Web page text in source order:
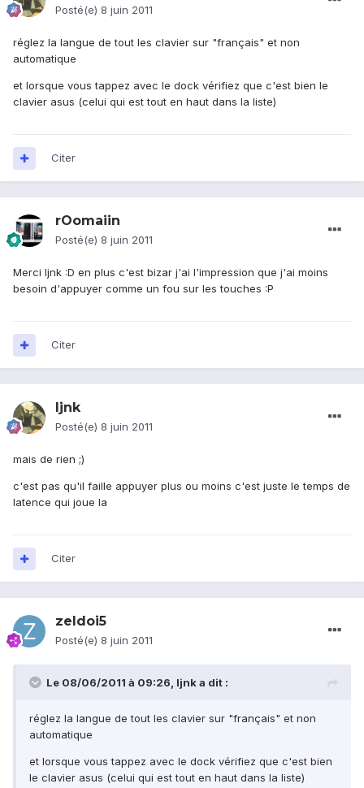
Posté(e) 8 juin 2011
réglez la langue de tout les clavier sur "français" et non
automatique
et lorsque vous tappez avec le dock vérifiez que c'est bien le
clavier asus (celui qui est tout en haut dans la liste)
Citer
rOomaiin
Posté(e) 8 juin 2011
Merci ljnk :D en plus c'est bizar j'ai l'impression que j'ai moins
besoin d'appuyer comme un fou sur les touches :P
Citer
ljnk
Posté(e) 8 juin 2011
mais de rien ;)
c'est pas qu'il faille appuyer plus ou moins c'est juste le temps de
latence qui joue la
Citer
zeldoi5
Posté(e) 8 juin 2011
Le 08/06/2011 à 09:26, ljnk a dit :
réglez la langue de tout les clavier sur "français" et non
automatique
et lorsque vous tappez avec le dock vérifiez que c'est bien
le clavier asus (celui qui est tout en haut dans la liste)